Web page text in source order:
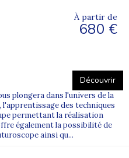
À partir de
680 €
Découvrir
plongera dans l'univers de la
des techniques
permettant la réalisation
également la possibilité de
ainsi qu...